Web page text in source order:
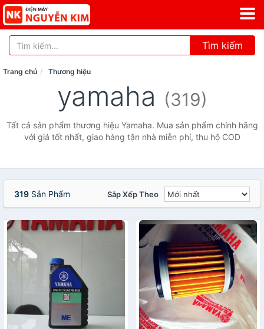
Tìm kiếm
Trang chủ Thương hiệu
yamaha (319)
Tất cả sản phẩm thương hiệu Yamaha. Mua sản phẩm chính hãng
với giá tốt nhất, giao hàng tận nhà miễn phí, thu hộ COD
319 Sản Phẩm Sắp Xếp Theo